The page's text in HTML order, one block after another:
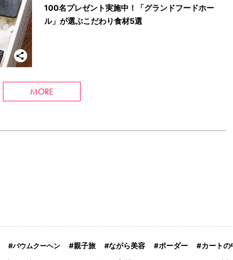
100名プレゼント実施中！「グランドフードホー
ル」が選ぶこだわり食材5選
MORE
バウムクーヘン 親子旅 ながら美容 ボーダー
カートの